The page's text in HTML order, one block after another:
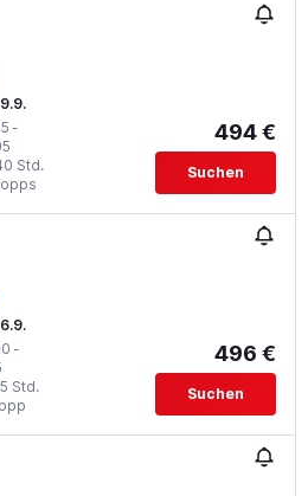
-
Std.
494 €
Suchen
-
Std.
496 €
Suchen